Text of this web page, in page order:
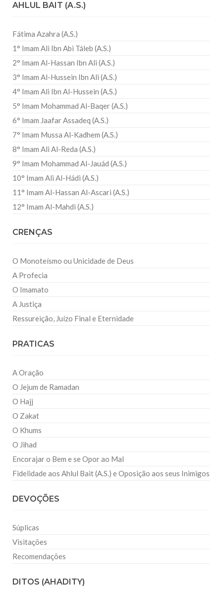
AHLUL BAIT (A.S.)
Fátima Azahra (A.S.)
1° Imam Ali Ibn Abi Táleb (A.S.)
2° Imam Al-Hassan Ibn Ali (A.S.)
3° Imam Al-Hussein Ibn Ali (A.S.)
4° Imam Ali Ibn Al-Hussein (A.S.)
5° Imam Mohammad Al-Baqer (A.S.)
6° Imam Jaafar Assadeq (A.S.)
7° Imam Mussa Al-Kadhem (A.S.)
8° Imam Ali Al-Reda (A.S.)
9° Imam Mohammad Al-Jauád (A.S.)
10° Imam Ali Al-Hádi (A.S.)
11° Imam Al-Hassan Al-Ascari (A.S.)
12° Imam Al-Mahdi (A.S.)
CRENÇAS
O Monoteísmo ou Unicidade de Deus
A Profecia
O Imamato
A Justiça
Ressureição, Juízo Final e Eternidade
PRATICAS
A Oração
O Jejum de Ramadan
O Hajj
O Zakat
O Khums
O Jihad
Encorajar o Bem e se Opor ao Mal
Fidelidade aos Ahlul Bait (A.S.) e Oposição aos seus Inimigos
DEVOÇÕES
Súplicas
Visitações
Recomendações
DITOS (AHADITY)